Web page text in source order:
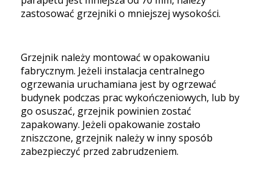
zastosować grzejniki o mniejszej wysokości.
Grzejnik należy montować w opakowaniu
fabrycznym. Jeżeli instalacja centralnego
ogrzewania uruchamiana jest by ogrzewać
budynek podczas prac wykończeniowych, lub by
go osuszać, grzejnik powinien zostać
zapakowany. Jeżeli opakowanie zostało
zniszczone, grzejnik należy w inny sposób
zabezpieczyć przed zabrudzeniem.